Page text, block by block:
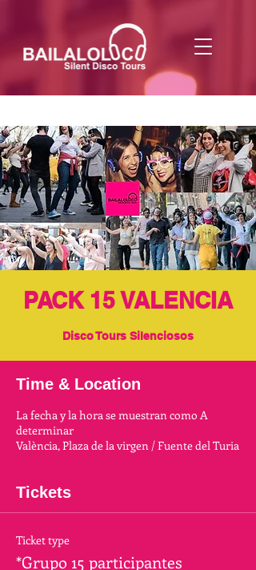
PACK 15 VALENCIA
Disco Tours Silenciosos
Time & Location
La fecha y la hora se muestran como A
determinar
València, Plaza de la virgen / Fuente del Turia
Tickets
Ticket type
*Grupo 15 participantes